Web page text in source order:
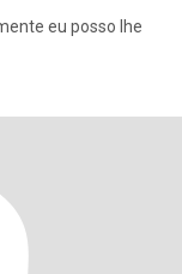
eu posso lhe